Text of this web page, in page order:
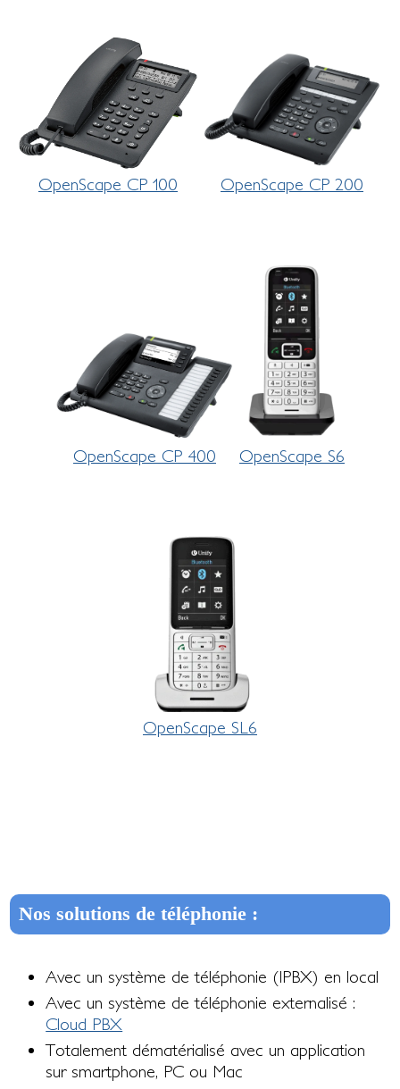
OpenScape CP 100 OpenScape CP 200
OpenScape CP 400 OpenScape S6
OpenScape SL6
Nos solutions de téléphonie :
Avec un système de téléphonie (IPBX) en local
Avec un système de téléphonie externalisé :
Cloud PBX
Totalement dématérialisé avec un application
sur smartphone, PC ou Mac